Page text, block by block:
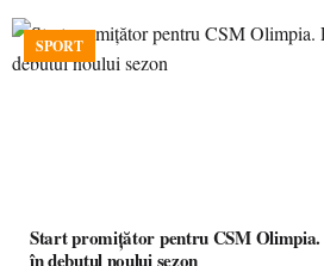
SPORT
Start promițător pentru CSM
în debutul noului sezon